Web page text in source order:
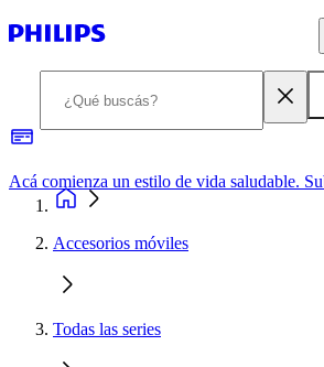
Accesorios móviles
Todas las series